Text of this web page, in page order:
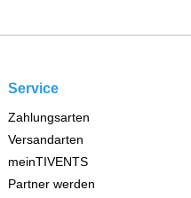
Service
Zahlungsarten
Versandarten
meinTIVENTS
Partner werden